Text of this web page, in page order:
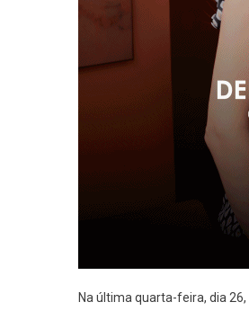
Na última quarta-feira, dia